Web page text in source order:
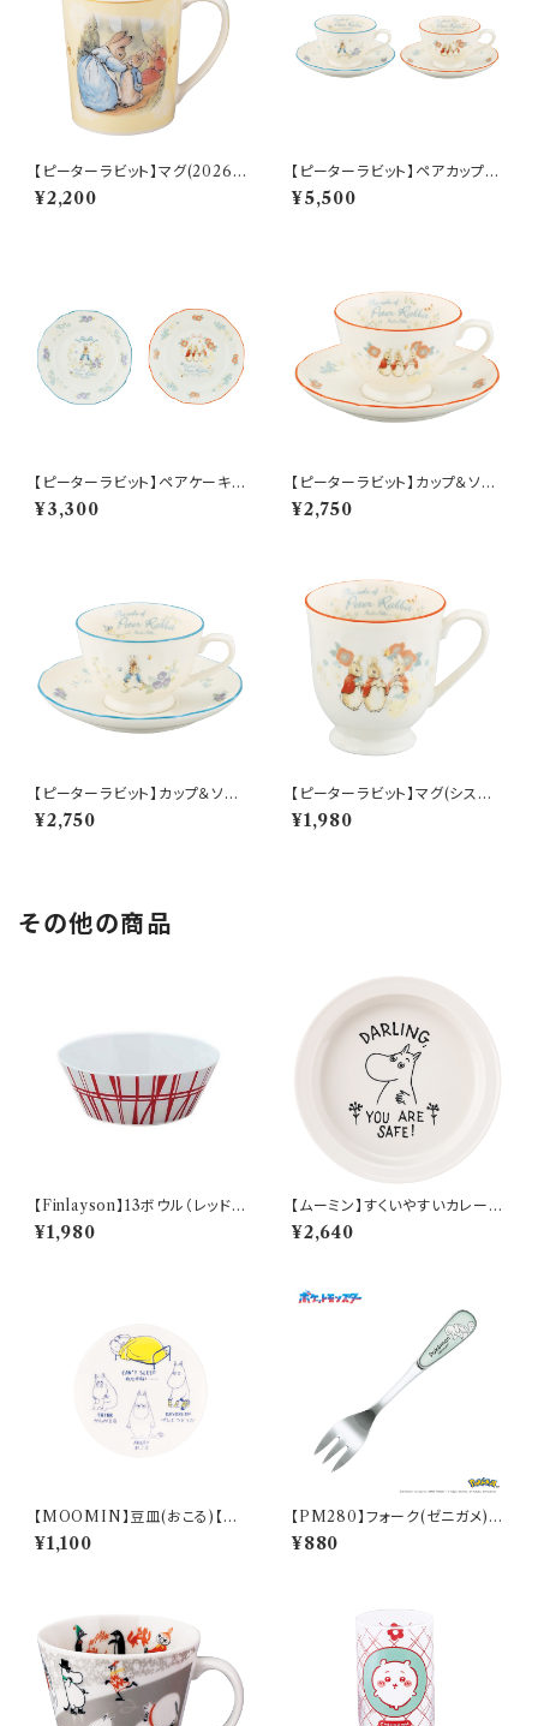
【ピーターラビット】マグ(2026)
【SN2026】PR2026-11
¥2,200
【ピーターラビット】ペアカップ＆
ソーサーセット【PR650】 PR65
0-1
¥5,500
【ピーターラビット】ペアケーキプ
レートセット【PR650】 PR650-
153
¥3,300
【ピーターラビット】カップ＆ソー
サー(シスターズ)【PR650】 PR
652-28
¥2,750
【ピーターラビット】カップ＆ソー
サー(ピーター)【PR650】 PR6
51-28
¥2,750
【ピーターラビット】マグ(シスタ
ーズ)【PR650】 PR652-11
¥1,980
その他の商品
【Finlayson】13ボウル（レッド）
【コロナ】
¥1,980
【ムーミン】すくいやすいカレー皿
（ムーミン）【MM9000】MM9
001-320
¥2,640
【MOOMIN】豆皿(おこる)【M
M14000】MM14003-333
¥1,100
【PM280】フォーク(ゼニガメ)
【Daily Sketch】PM283-851
¥880